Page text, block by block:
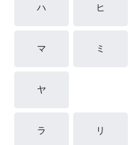
ハ ヒ
マ ミ
ヤ
ラ リ